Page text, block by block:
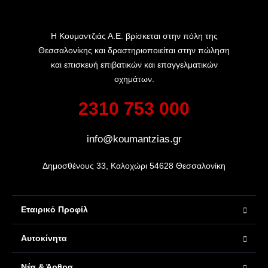
Η Κουμαντζιάς Α.Ε. βρίσκεται στην πόλη της
Θεσσαλονίκης και δραστηριοποιείται στην πώληση
και επισκευή επιβατικών και επαγγελματικών
οχημάτων.
2310 753 000
info@koumantzias.gr
Δημοσθένους 33, Καλοχώρι 54628 Θεσσαλονίκη
Εταιρικό Προφίλ
Αυτοκίνητα